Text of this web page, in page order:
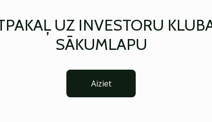
UZ INVESTORU
SĀKUMLAPU
Aiziet